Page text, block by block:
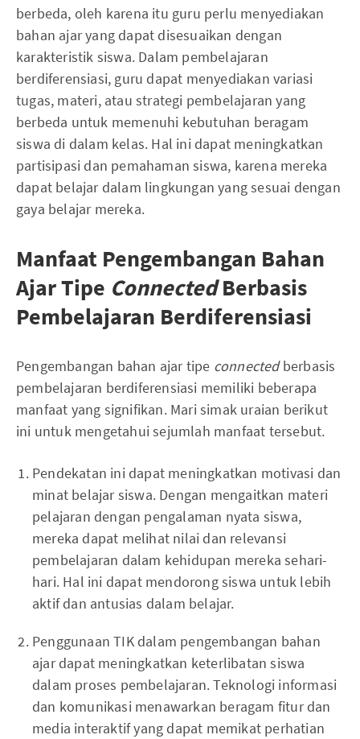
berbeda, oleh karena itu guru perlu menyediakan
bahan ajar yang dapat disesuaikan dengan
karakteristik siswa. Dalam pembelajaran
berdiferensiasi, guru dapat menyediakan variasi
tugas, materi, atau strategi pembelajaran yang
berbeda untuk memenuhi kebutuhan beragam
siswa di dalam kelas. Hal ini dapat meningkatkan
partisipasi dan pemahaman siswa, karena mereka
dapat belajar dalam lingkungan yang sesuai dengan
gaya belajar mereka.
Manfaat Pengembangan Bahan
Ajar Tipe ConnectedBerbasis
Pembelajaran Berdiferensiasi
Pengembangan bahan ajar tipe connectedberbasis
pembelajaran berdiferensiasi memiliki beberapa
manfaat yang signifikan. Mari simak uraian berikut
ini untuk mengetahui sejumlah manfaat tersebut.
Pendekatan ini dapat meningkatkan motivasi dan
minat belajar siswa. Dengan mengaitkan materi
pelajaran dengan pengalaman nyata siswa,
mereka dapat melihat nilai dan relevansi
pembelajaran dalam kehidupan mereka sehari-
hari. Hal ini dapat mendorong siswa untuk lebih
aktif dan antusias dalam belajar.
Penggunaan TIK dalam pengembangan bahan
ajar dapat meningkatkan keterlibatan siswa
dalam proses pembelajaran. Teknologi informasi
dan komunikasi menawarkan beragam fitur dan
media interaktif yang dapat memikat perhatian